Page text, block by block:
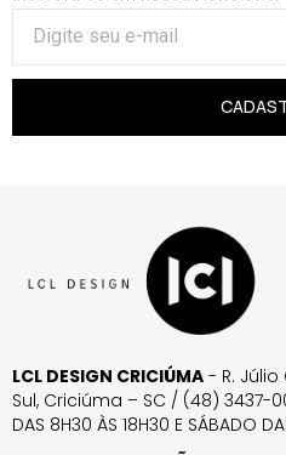
LCL DESIGN CRICIÚMA - R.
Sul, Criciúma – SC / (48) 3437-
DAS 8H30 ÀS 18H30 E SÁBADO